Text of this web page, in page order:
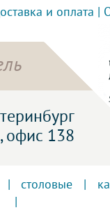
и оплата
138
столовые